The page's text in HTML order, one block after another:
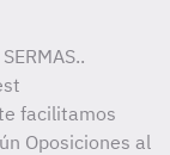
facilitamos
Oposiciones al